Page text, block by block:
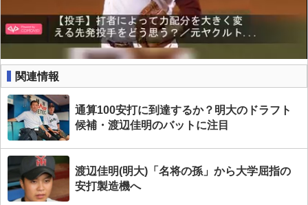
関連情報
通算100安打に到達するか？明大のドラフト
候補・渡辺佳明のバットに注目
渡辺佳明(明大)「名将の孫」から大学屈指の
安打製造機へ